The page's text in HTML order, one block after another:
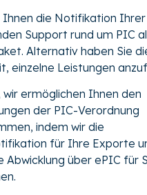
Ihnen die Notifikation
Support rund um PIC
Alternativ haben Sie
einzelne Leistungen
wir ermöglichen Ihnen den
der PIC-Verordnung
indem wir die
für Ihre Exporte
Abwicklung über ePIC für